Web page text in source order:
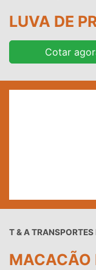
LUVA DE
Cotar
T & A
MACACÃO